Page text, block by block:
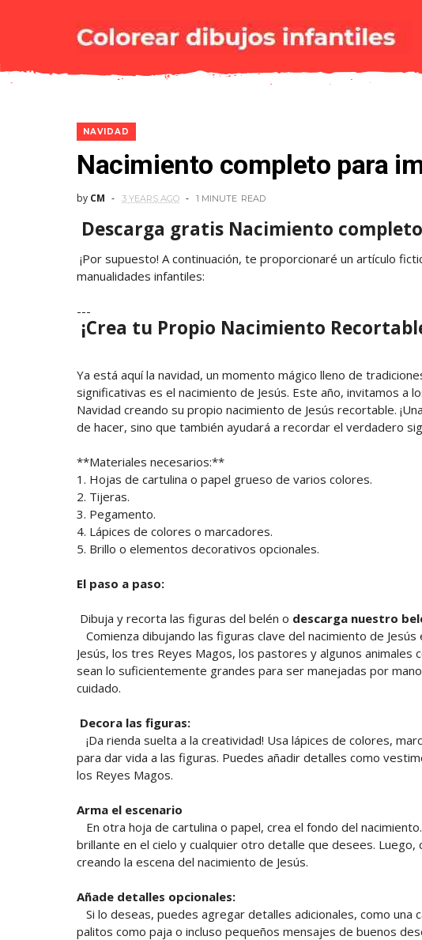
NAVIDAD
Nacimiento completo para
by CM 3 YEARS AGO 1 MINUTE READ
Descarga gratis Nacimiento
¡Por supuesto! A continuación, te proporcionaré un artículo
manualidades infantiles:
---
¡Crea tu Propio Nacimiento
Ya está aquí la navidad, un momento mágico lleno de
significativas es el nacimiento de Jesús. Este año, invitamos a
Navidad creando su propio nacimiento de Jesús recortable.
de hacer, sino que también ayudará a recordar el verdadero
**Materiales necesarios:**
1. Hojas de cartulina o papel grueso de varios colores.
2. Tijeras.
3. Pegamento.
4. Lápices de colores o marcadores.
5. Brillo o elementos decorativos opcionales.
El paso a paso:
Dibuja y recorta las figuras del belén o descarga nuestro
Comienza dibujando las figuras clave del nacimiento de
Jesús, los tres Reyes Magos, los pastores y algunos
sean lo suficientemente grandes para ser manejadas por
cuidado.
Decora las figuras:
¡Da rienda suelta a la creatividad! Usa lápices de colores,
para dar vida a las figuras. Puedes añadir detalles como
los Reyes Magos.
Arma el escenario
En otra hoja de cartulina o papel, crea el fondo del
brillante en el cielo y cualquier otro detalle que desees.
creando la escena del nacimiento de Jesús.
Añade detalles opcionales:
Si lo deseas, puedes agregar detalles adicionales, como una
palitos como paja o incluso pequeños mensajes de buenos